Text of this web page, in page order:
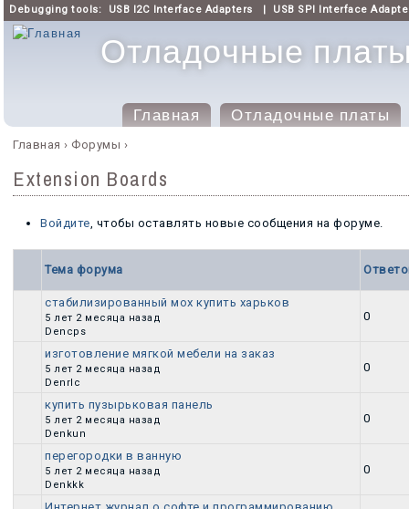
Debugging tools: USB I2C Interface Adapters | USB SPI Interface
Отладочные платы
Главное менюГлавная Отладочные платы
Вы здесь
Главная › Форумы ›
Extension Boards
Войдите , чтобы оставлять новые сообщения на форуме.
Тема форума
Обычная тема
стабилизированный мох купить харьков
5 лет 2 месяца назад
Dencps
0
Обычная тема
изготовление мягкой мебели на заказ
5 лет 2 месяца назад
Denrlc
0
Обычная тема
купить пузырьковая панель
5 лет 2 месяца назад
Denkun
0
Обычная тема
перегородки в ванную
5 лет 2 месяца назад
Denkkk
0